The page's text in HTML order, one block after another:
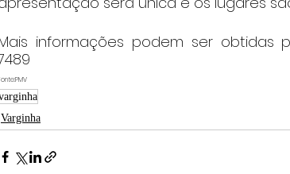
informações podem ser obtidas
Varginha